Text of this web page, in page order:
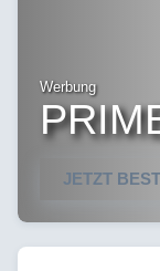
Werbung
JETZT